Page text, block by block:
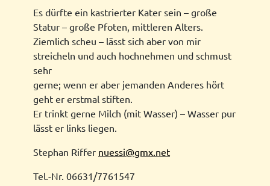
Es dürfte ein kastrierter Kater sein – große
Statur – große Pfoten, mittleren Alters.
Ziemlich scheu – lässt sich aber von mir
streicheln und auch hochnehmen und schmust
sehr
gerne; wenn er aber jemanden Anderes hört
geht er erstmal stiften.
Er trinkt gerne Milch (mit Wasser) – Wasser pur
lässt er links liegen.
Stephan Riffer nuessi@gmx.net
Tel.-Nr. 06631/7761547